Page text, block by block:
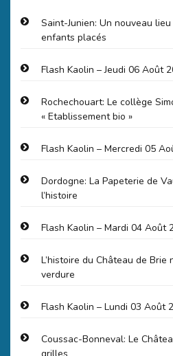
Saint-Junien: Un nouveau
enfants placés
Flash Kaolin – Jeudi 06 Août
Rochechouart: Le collège
« Etablissement bio »
Flash Kaolin – Mercredi 05
Dordogne: La Papeterie de
l’histoire
Flash Kaolin – Mardi 04 Août
L’histoire du Château de Brie
verdure
Flash Kaolin – Lundi 03 Août
Coussac-Bonneval: Le
grilles